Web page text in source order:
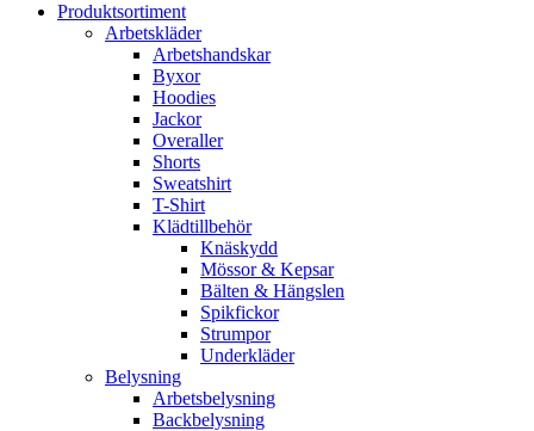
Produktsortiment
Arbetskläder
Arbetshandskar
Byxor
Hoodies
Jackor
Overaller
Shorts
Sweatshirt
T-Shirt
Klädtillbehör
Knäskydd
Mössor & Kepsar
Bälten & Hängslen
Spikfickor
Strumpor
Underkläder
Belysning
Arbetsbelysning
Backbelysning